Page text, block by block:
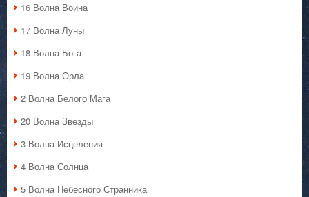
16 Волна Воина
17 Волна Луны
18 Волна Бога
19 Волна Орла
2 Волна Белого Мага
20 Волна Звезды
3 Волна Исцеления
4 Волна Солнца
5 Волна Небесного Странника